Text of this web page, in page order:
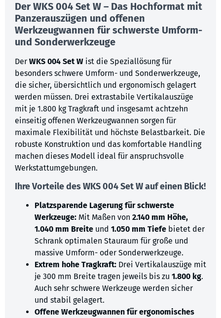
Der WKS 004 Set W – Das Hochformat mit
Panzerauszügen und offenen
Werkzeugwannen für schwerste Umform-
und Sonderwerkzeuge
Der WKS 004 Set W ist die Speziallösung für
besonders schwere Umform- und Sonderwerkzeuge,
die sicher, übersichtlich und ergonomisch gelagert
werden müssen. Drei extrastabile Vertikalauszüge
mit je 1.800 kg Tragkraft und insgesamt achtzehn
einseitig offenen Werkzeugwannen sorgen für
maximale Flexibilität und höchste Belastbarkeit. Die
robuste Konstruktion und das komfortable Handling
machen dieses Modell ideal für anspruchsvolle
Werkstattumgebungen.
Ihre Vorteile des WKS 004 Set W auf einen Blick!
Platzsparende Lagerung für schwerste
Werkzeuge: Mit Maßen von 2.140 mm Höhe,
1.040 mm Breite und 1.050 mm Tiefe bietet der
Schrank optimalen Stauraum für große und
massive Umform- oder Sonderwerkzeuge.
Extrem hohe Tragkraft: Drei Vertikalauszüge mit
je 300 mm Breite tragen jeweils bis zu 1.800 kg.
Auch sehr schwere Werkzeuge werden sicher
und stabil gelagert.
Offene Werkzeugwannen für ergonomisches